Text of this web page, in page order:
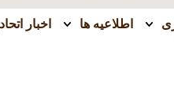
اطلاعیه ها اخبار